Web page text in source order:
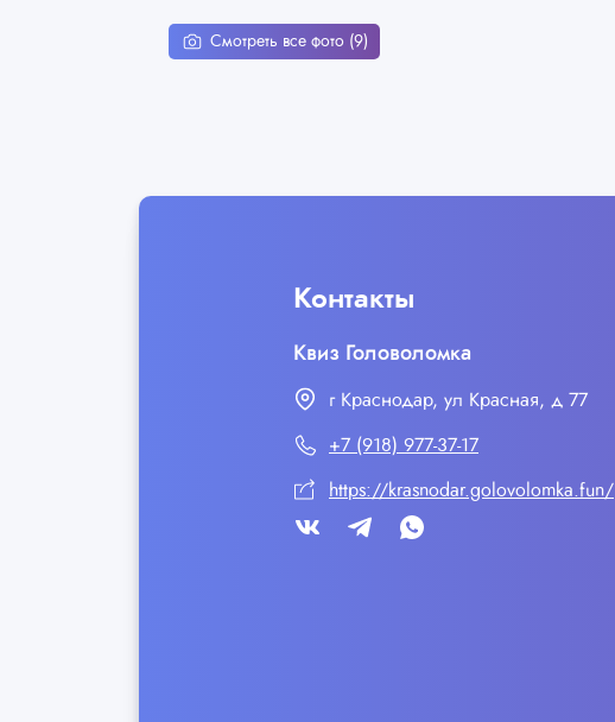
Смотреть все фото (9)
Контакты
Квиз Головоломка
г Краснодар, ул Красная, д 77
+7 (918) 977-37-17
https://krasnodar.golovolomka.fun/